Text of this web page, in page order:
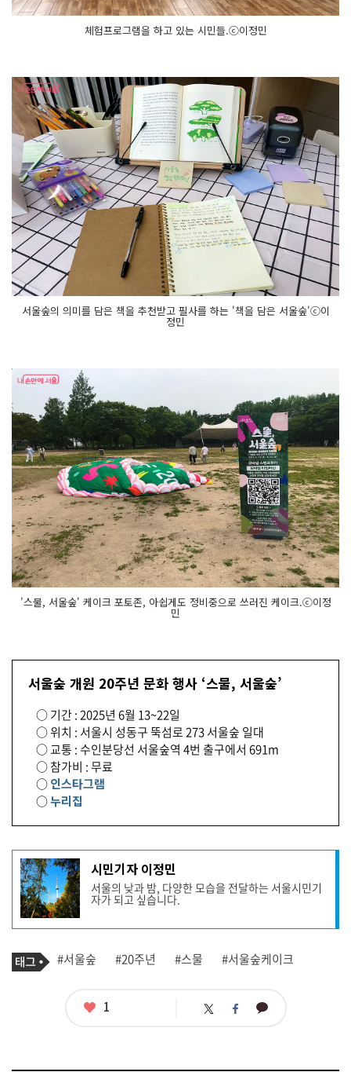
체험프로그램을 하고 있는 시민들.ⓒ이정민
서울숲의 의미를 담은 책을 추천받고 필사를 하는 '책을 담은 서울숲'ⓒ이
정민
'스물, 서울숲' 케이크 포토존, 아쉽게도 정비중으로 쓰러진 케이크.ⓒ이정
민
서울숲 개원 20주년 문화 행사 ‘스물, 서울숲’
○ 기간 : 2025년 6월 13~22일
○ 위치 : 서울시 성동구 뚝섬로 273 서울숲 일대
○ 교통 : 수인분당선 서울숲역 4번 출구에서 691m
○ 참가비 : 무료
○인스타그램
○누리집
기
사
작
성
자
프
필
시민기자 이정민
서울의 낮과 밤, 다양한 모습을 전달하는 서울시민기
자가 되고 싶습니다.
기
사
태
그
#서울숲 #20주년 #스물 #서울숲케이크
좋1 트 페 카